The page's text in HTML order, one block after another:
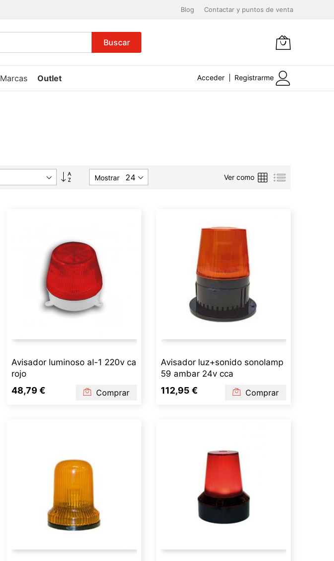
Blog Contactar y puntos de venta
Buscar
Marcas Outlet Acceder Registrarme
Fijar
Dirección
Mostrar Ver como ParrillaLista
Avisador luminoso al-1 220v ca
rojo
48,79 € Comprar
Avisador luz+sonido sonolamp
59 ambar 24v cca
112,95 € Comprar